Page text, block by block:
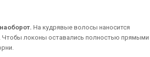
На кудрявые волосы наносится
Чтобы локоны оставались полностью прямыми